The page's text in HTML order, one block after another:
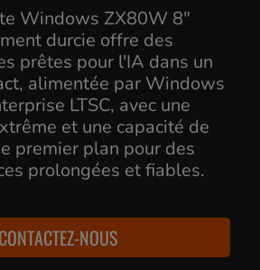
Windows ZX80W 8"
durcie offre des
prêtes pour l'IA dans un
alimentée par Windows
LTSC, avec une
et une capacité de
premier plan pour des
prolongées et fiables.
CONTACTEZ-NOUS